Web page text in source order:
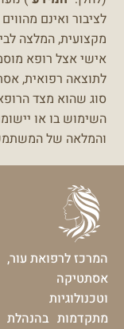
לציבור ואינם
מקצועית, המלצה
אישי אצל רופא
לתוצאה רפואית,
סוג שהוא מצד
השימוש בו או
והמלאה של
המרכז לרפואת עור,
אסתטיקה
וטכנולוגיות
מתקדמות בהנהלת